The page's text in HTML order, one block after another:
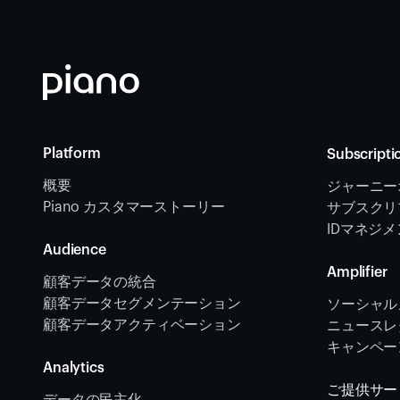
Platform
概要
Piano カスタマーストーリー
Audience
顧客データの統合
顧客データセグメンテーション
顧客データアクティベーション
Analytics
ジャーニ
サブスク
IDマネジ
Amplifier
ソーシャ
ニュース
キャンペ
ご提供サ